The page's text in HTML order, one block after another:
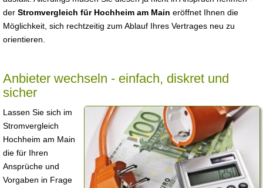
der Stromvergleich für Hochheim am Main eröffnet Ihnen die
Möglichkeit, sich rechtzeitig zum Ablauf Ihres Vertrages neu zu
orientieren.
Anbieter wechseln - einfach, diskret und
sicher
Lassen Sie sich im
Stromvergleich
Hochheim am Main
die für Ihren
Ansprüche und
Vorgaben in Frage